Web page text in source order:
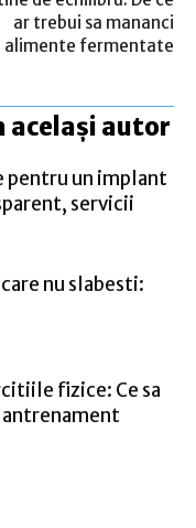
ar trebui sa mananci
alimente fermentate
același autor
pentru un implant
servicii
nu slabesti:
fizice: Ce sa